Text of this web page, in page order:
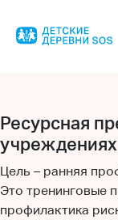
Ресурсная
учреждениях
Цель – ранняя
Это тренинговые
профилактика